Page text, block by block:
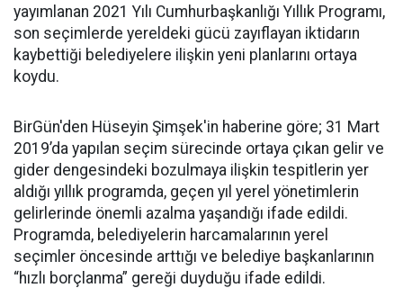
yayımlanan 2021 Yılı Cumhurbaşkanlığı Yıllık Programı,
son seçimlerde yereldeki gücü zayıflayan iktidarın
kaybettiği belediyelere ilişkin yeni planlarını ortaya
koydu.
BirGün'den Hüseyin Şimşek'in haberine göre; 31 Mart
2019’da yapılan seçim sürecinde ortaya çıkan gelir ve
gider dengesindeki bozulmaya ilişkin tespitlerin yer
aldığı yıllık programda, geçen yıl yerel yönetimlerin
gelirlerinde önemli azalma yaşandığı ifade edildi.
Programda, belediyelerin harcamalarının yerel
seçimler öncesinde arttığı ve belediye başkanlarının
“hızlı borçlanma” gereği duyduğu ifade edildi.